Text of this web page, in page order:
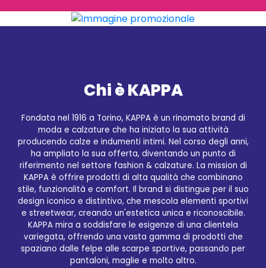
Chi è KAPPA
Fondata nel 1916 a Torino, KAPPA è un rinomato brand di
moda e calzature che ha iniziato la sua attività
producendo calze e indumenti intimi. Nel corso degli anni,
ha ampliato la sua offerta, diventando un punto di
riferimento nel settore fashion & calzature. La mission di
KAPPA è offrire prodotti di alta qualità che combinano
stile, funzionalità e comfort. Il brand si distingue per il suo
design iconico e distintivo, che mescola elementi sportivi
e streetwear, creando un'estetica unica e riconoscibile.
KAPPA mira a soddisfare le esigenze di una clientela
variegata, offrendo una vasta gamma di prodotti che
spaziano dalle felpe alle scarpe sportive, passando per
pantaloni, maglie e molto altro.
Qualità garantita Civico36
Sul sito di e-commerce Civico36.store, è possibile
acquistare una vasta selezione dei migliori prodotti
del noto brand KAPPA. Grazie alla comoda
interfaccia online, gli amanti della moda e dello
sport possono facilmente navigare tra le diverse
categorie di prodotti, scegliere i loro preferiti e